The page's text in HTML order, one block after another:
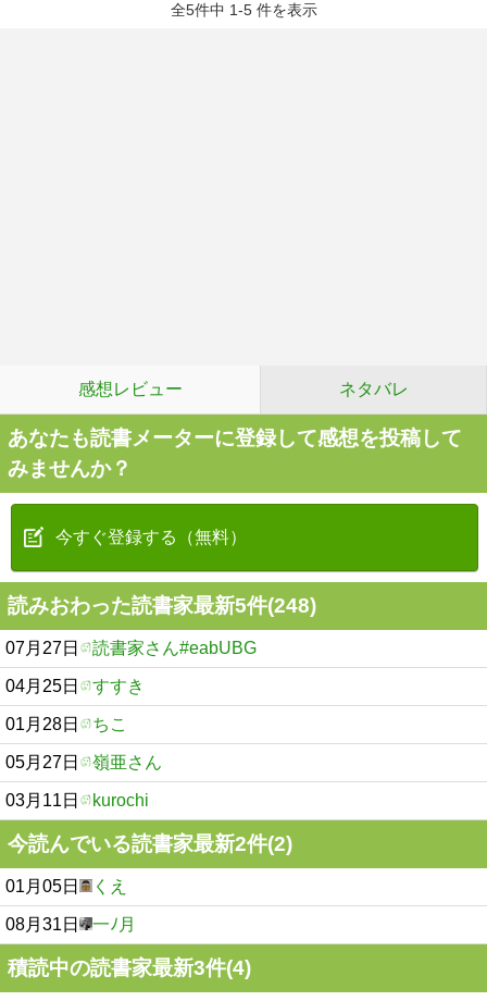
全5件中 1-5 件を表示
感想レビュー ネタバレ
あなたも読書メーターに登録して感想を投稿して
みませんか？
今すぐ登録する（無料）
読みおわった読書家最新5件(248)
07月27日 読書家さん#eabUBG
04月25日 すすき
01月28日 ちこ
05月27日 嶺亜さん
03月11日 kurochi
今読んでいる読書家最新2件(2)
01月05日 くえ
08月31日 一ﾉ月
積読中の読書家最新3件(4)